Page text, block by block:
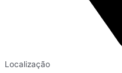
Localização